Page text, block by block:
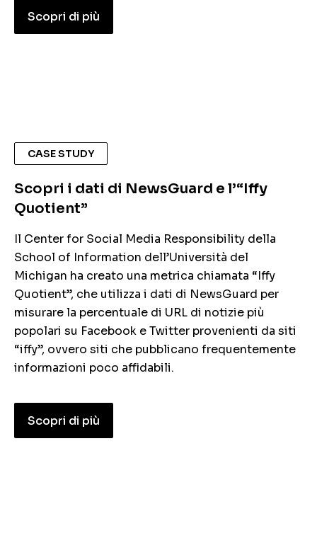
Scopri di più
CASE STUDY
Scopri i dati di NewsGuard e l’“Iffy
Quotient”
Il Center for Social Media Responsibility della
School of Information dell’Università del
Michigan ha creato una metrica chiamata “Iffy
Quotient”, che utilizza i dati di NewsGuard per
misurare la percentuale di URL di notizie più
popolari su Facebook e Twitter provenienti da siti
“iffy”, ovvero siti che pubblicano frequentemente
informazioni poco affidabili.
Scopri di più